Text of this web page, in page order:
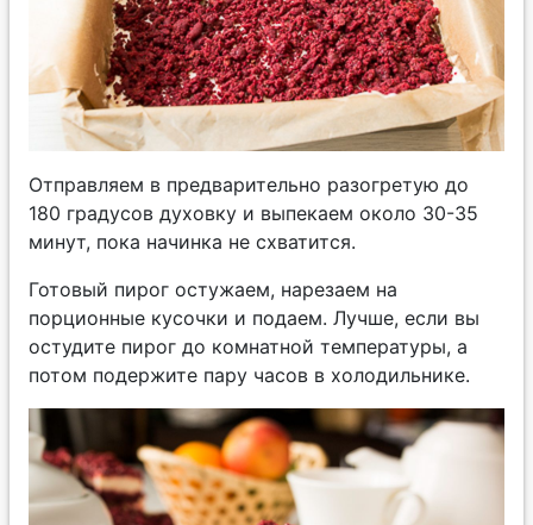
Отправляем в предварительно разогретую до
180 градусов духовку и выпекаем около 30-35
минут, пока начинка не схватится.
Готовый пирог остужаем, нарезаем на
порционные кусочки и подаем. Лучше, если вы
остудите пирог до комнатной температуры, а
потом подержите пару часов в холодильнике.